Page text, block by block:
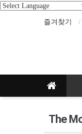
즐겨찾기
The